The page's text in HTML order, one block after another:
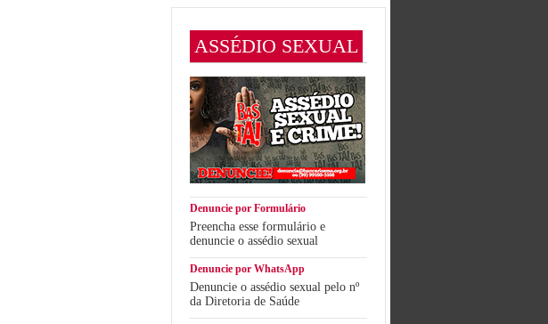
ASSÉDIO SEXUAL
Denuncie por Formulário
Preencha esse formulário e
denuncie o assédio sexual
Denuncie por WhatsApp
Denuncie o assédio sexual pelo nº
da Diretoria de Saúde